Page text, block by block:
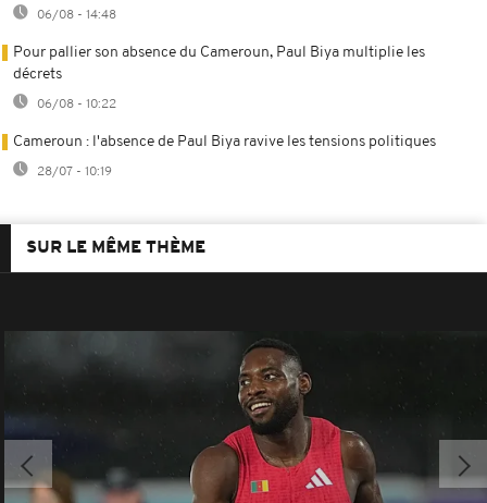
06/08 - 14:48
Pour pallier son absence du Cameroun, Paul Biya multiplie les
décrets
06/08 - 10:22
Cameroun : l'absence de Paul Biya ravive les tensions politiques
28/07 - 10:19
SUR LE MÊME THÈME